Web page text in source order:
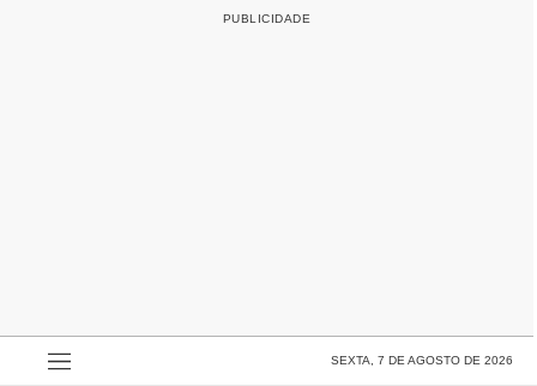
SEXTA, 7 DE AGOSTO DE 2026